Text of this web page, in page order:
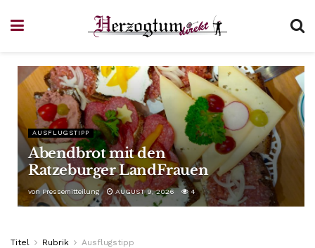
AUSFLUGSTIPP
Abendbrot mit den
Ratzeburger LandFrauen
von Pressemitteilung AUGUST 9, 2026 4
Titel Rubrik Ausflugstipp